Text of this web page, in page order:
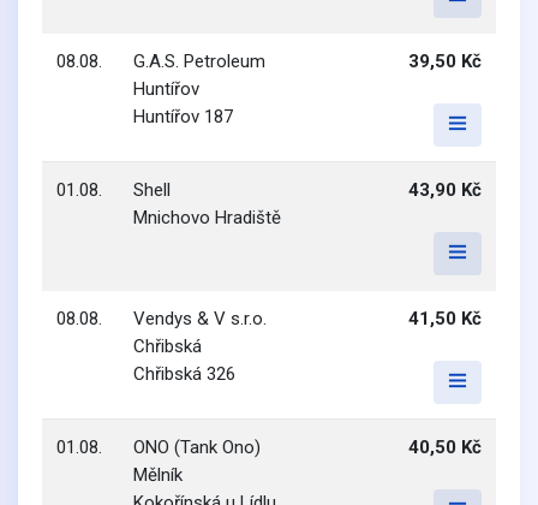
08.08.
G.A.S. Petroleum
Huntířov
Huntířov 187
39,50 Kč
01.08.
Shell
Mnichovo Hradiště
43,90 Kč
08.08.
Vendys & V s.r.o.
Chřibská
Chřibská 326
41,50 Kč
01.08.
ONO (Tank Ono)
Mělník
40,50 Kč